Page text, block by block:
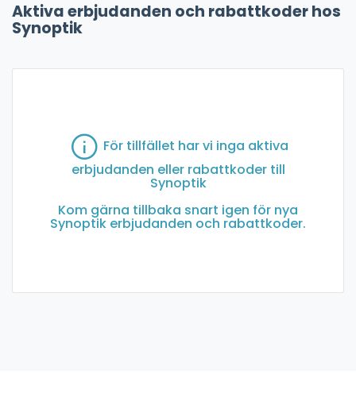
Aktiva erbjudanden och rabattkoder hos
Synoptik
För tillfället har vi inga aktiva
erbjudanden eller rabattkoder till
Synoptik
Kom gärna tillbaka snart igen för nya
Synoptik erbjudanden och rabattkoder.